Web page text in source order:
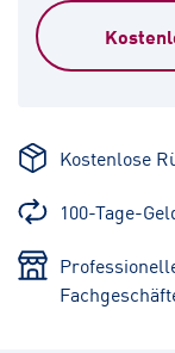
Kostenlose
100-Tage-